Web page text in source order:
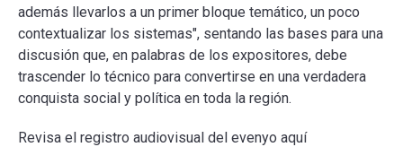
además llevarlos a un primer bloque temático, un poco
contextualizar los sistemas", sentando las bases para una
discusión que, en palabras de los expositores, debe
trascender lo técnico para convertirse en una verdadera
conquista social y política en toda la región.
Revisa el registro audiovisual del evenyo aquí